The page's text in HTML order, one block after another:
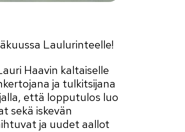
Laulurinteelle!
Haavin kaltaiselle
ja tulkitsijana
että lopputulos luo
sekä iskevän
ja uudet aallot